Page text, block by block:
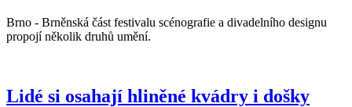
Brno - Brněnská část festivalu scénografie a divadelního designu
propojí několik druhů umění.
Lidé si osahají hliněné kvádry i došky